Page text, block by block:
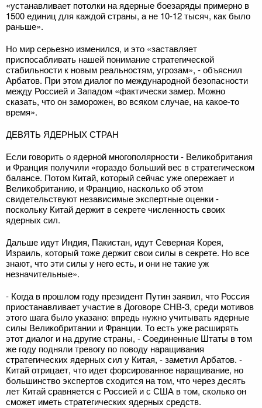
«устанавливает потолки на ядерные боезаряды примерно в
1500 единиц для каждой страны, а не 10-12 тысяч, как было
раньше».
Но мир серьезно изменился, и это «заставляет
приспосабливать нашей понимание стратегической
стабильности к новым реальностям, угрозам», - объяснил
Арбатов. При этом диалог по международной безопасности
между Россией и Западом «фактически замер. Можно
сказать, что он заморожен, во всяком случае, на какое-то
время».
ДЕВЯТЬ ЯДЕРНЫХ СТРАН
Если говорить о ядерной многополярности - Великобритания
и Франция получили «гораздо больший вес в стратегическом
балансе. Потом Китай, который сейчас уже опережает и
Великобританию, и Францию, насколько об этом
свидетельствуют независимые экспертные оценки -
поскольку Китай держит в секрете численность своих
ядерных сил.
Дальше идут Индия, Пакистан, идут Северная Корея,
Израиль, который тоже держит свои силы в секрете. Но все
знают, что эти силы у него есть, и они не такие уж
незначительные».
- Когда в прошлом году президент Путин заявил, что Россия
приостанавливает участие в Договоре СНВ-3, среди мотивов
этого шага было указано: впредь нужно учитывать ядерные
силы Великобритании и Франции. То есть уже расширять
этот диалог и на другие страны, - Соединенные Штаты в том
же году подняли тревогу по поводу наращивания
стратегических ядерных сил у Китая, - заметил Арбатов. -
Китай отрицает, что идет форсированное наращивание, но
большинство экспертов сходится на том, что через десять
лет Китай сравняется с Россией и с США в том, сколько он
сможет иметь стратегических ядерных средств.